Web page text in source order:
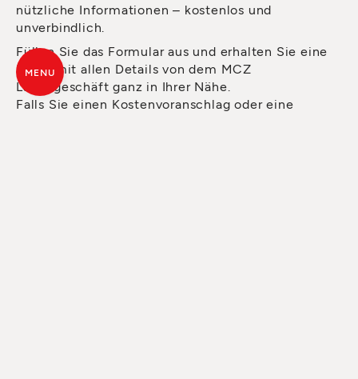
nützliche Informationen – kostenlos und
unverbindlich.
Füllen Sie das Formular aus und erhalten Sie eine
Email mit allen Details von dem MCZ
Ladengeschäft ganz in Ihrer Nähe.
Falls Sie einen Kostenvoranschlag oder eine
MENU